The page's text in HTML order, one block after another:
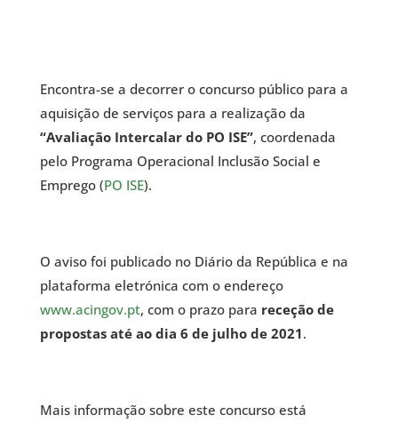
Encontra-se a decorrer o concurso público para a
aquisição de serviços para a realização da
“Avaliação Intercalar do PO ISE”, coordenada
pelo Programa Operacional Inclusão Social e
Emprego (PO ISE).
O aviso foi publicado no Diário da República e na
plataforma eletrónica com o endereço
www.acingov.pt, com o prazo para receção de
propostas até ao dia 6 de julho de 2021.
Mais informação sobre este concurso está